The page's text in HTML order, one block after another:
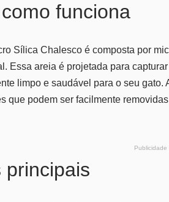
funciona
Sílica Chalesco é composta por
Essa areia é projetada para
limpo e saudável para o seu
que podem ser facilmente
Publicidade
principais